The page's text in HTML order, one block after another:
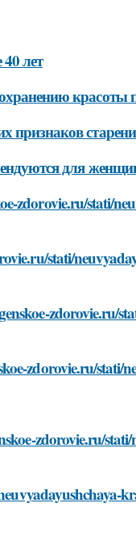
лет
красоты
для
zdorovie.ru/stati/
stati/
zdorovie.ru/
zdorovie.ru/
zdorovie.ru/